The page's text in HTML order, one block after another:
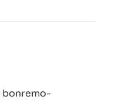
bonremo-